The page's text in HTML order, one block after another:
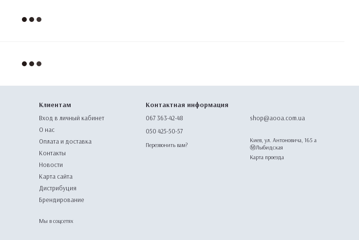
Клиентам
Вход в личный кабинет
О нас
Оплата и доставка
Контакты
Новости
Карта сайта
Дистрибуция
Брендирование
Мы в соцсетях
Контактная информация
067 363-42-48
050 425-50-57
Перезвонить вам?
shop@aooa.com.ua
Киев, ул. Антоновича, 165 а
Ⓜ️Лыбидская
Карта проезда